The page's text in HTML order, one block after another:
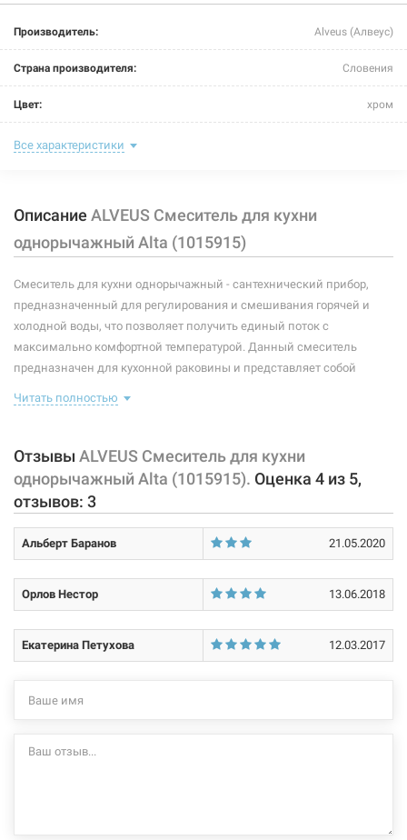
Производитель: Alveus (Алвеус)
Страна производителя: Словения
Цвет: хром
Назначение смесителя:
Размер картриджа:
Тип конструкции:
Тип смесителя (крана): однорычажный
Материал корпуса смесителя (крана):
Тип излива:
керамический картридж
Все характеристики
Описание ALVEUS Смеситель для кухни
однорычажный Alta (1015915)
Смеситель для кухни однорычажный - сантехнический прибор,
предназначенный для регулирования и смешивания горячей и
холодной воды, что позволяет получить единый поток с
максимально комфортной температурой. Данный смеситель
предназначен для кухонной раковины и представляет собой
позволяющего "запоминать" температуру воды,
крепление, подводки.
Характеристики и конфигурация изделия, а также комплектация
товара могут изменяться производителем без уведомления. За
внесенные производителем изменения, магазин ответственности
не несет.
Читать полностью
Отзывы ALVEUS Смеситель для кухни
однорычажный Alta (1015915). Оценка 4 из 5,
отзывов: 3
Альберт Баранов 21.05.2020
Орлов Нестор 13.06.2018
Екатерина Петухова 12.03.2017